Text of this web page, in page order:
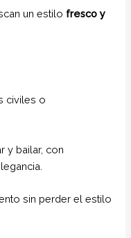
un estilo fresco y
civiles o
y bailar, con
sin perder el estilo